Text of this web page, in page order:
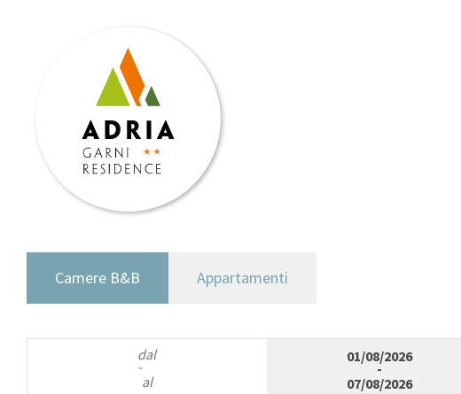
Camere B&B Appartamenti
dal
-
al
01/08/2026
-
07/08/2026